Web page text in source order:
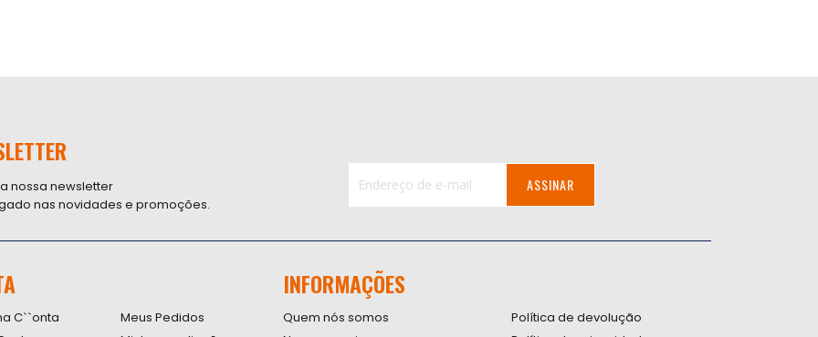
nossa newsletter
nas novidades e promoções.
nossa
Newsletter:
ASSINAR
C``onta
Meus Pedidos
INFORMAÇÕES
Quem nós somos
Política de devolução